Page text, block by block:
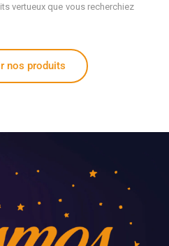
vertueux que vous recherchiez
nos produits